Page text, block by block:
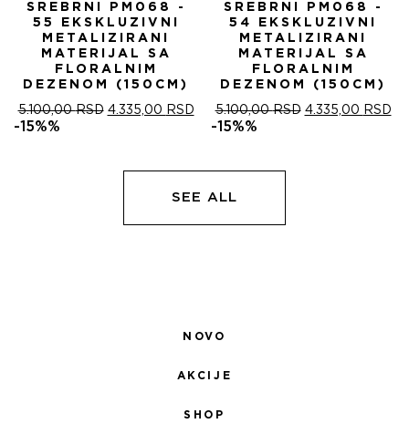
SREBRNI PM068 -
55 EKSKLUZIVNI
METALIZIRANI
MATERIJAL SA
FLORALNIM
DEZENOM (150CM)
5.100,00RSD ОРИГИНАЛНА
5.100,00 RSD.
4.335,00 RSDТРЕНУТНА
ЦЕНА
-15%%
SREBRNI PM068 -
54 EKSKLUZIVNI
METALIZIRANI
MATERIJAL SA
FLORALNIM
DEZENOM (150CM)
5.100,00RSD ОРИГИНАЛНА
4.335,00 RSD
-15%%
SEE ALL
NOVO
AKCIJE
SHOP